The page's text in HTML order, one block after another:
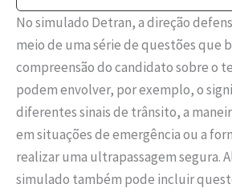
No simulado Detran, a direção
meio de uma série de questões que
compreensão do candidato sobre o
podem envolver, por exemplo, o
diferentes sinais de trânsito, a
em situações de emergência ou a
realizar uma ultrapassagem segura.
simulado também pode incluir